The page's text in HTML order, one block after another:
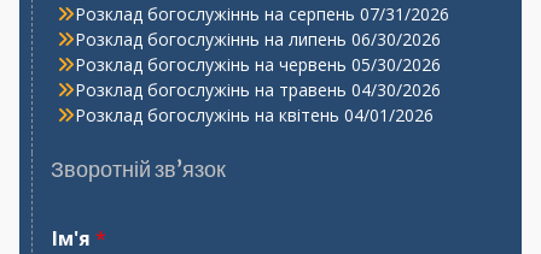
Розклад богослужіннь на серпень 07/31/2026
Розклад богослужіннь на липень 06/30/2026
Розклад богослужінь на червень 05/30/2026
Розклад богослужінь на травень 04/30/2026
Розклад богослужінь на квітень 04/01/2026
Зворотній зв’язок
Ім'я *